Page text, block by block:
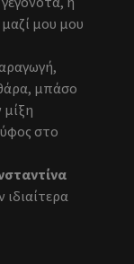
μου μου
μπάσο
μίξη
στο